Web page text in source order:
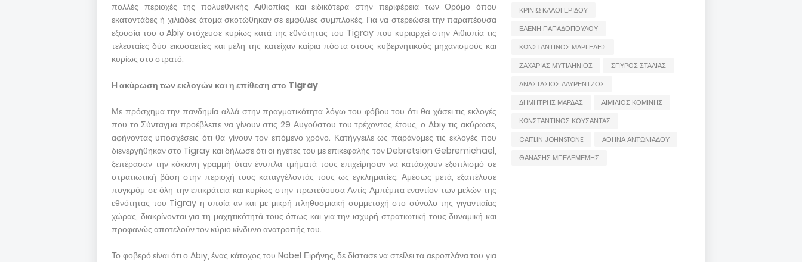
πολλές περιοχές της πολυεθνικής Αιθιοπίας και ειδικότερα στην περιφέρεια των Ορόμο όπου
εκατοντάδες ή χιλιάδες άτομα σκοτώθηκαν σε εμφύλιες συμπλοκές. Για να στερεώσει την παραπέουσα
εξουσία του ο Abiy στόχευσε κυρίως κατά της εθνότητας του Tigray που κυριαρχεί στην Αιθιοπία τις
τελευταίες δύο εικοσαετίες και μέλη της κατείχαν καίρια πόστα στους κυβερνητικούς μηχανισμούς και
κυρίως στο στρατό.
Η ακύρωση των εκλογών και η επίθεση στο Tigray
Με πρόσχημα την πανδημία αλλά στην πραγματικότητα λόγω του φόβου του ότι θα χάσει τις εκλογές
που το Σύνταγμα προέβλεπε να γίνουν στις 29 Αυγούστου του τρέχοντος έτους, ο Abiy τις ακύρωσε,
αφήνοντας υποσχέσεις ότι θα γίνουν τον επόμενο χρόνο. Κατήγγειλε ως παράνομες τις εκλογές που
διενεργήθηκαν στο Tigray και δήλωσε ότι οι ηγέτες του με επικεφαλής τον Debretsion Gebremichael,
ξεπέρασαν την κόκκινη γραμμή όταν ένοπλα τμήματά τους επιχείρησαν να κατάσχουν εξοπλισμό σε
στρατιωτική βάση στην περιοχή τους καταγγέλοντάς τους ως εγκληματίες. Αμέσως μετά, εξαπέλυσε
πογκρόμ σε όλη την επικράτεια και κυρίως στην πρωτεύουσα Αντίς Αμπέμπα εναντίον των μελών της
εθνότητας του Tigray η οποία αν και με μικρή πληθυσμιακή συμμετοχή στο σύνολο της γιγαντιαίας
χώρας, διακρίνονται για τη μαχητικότητά τους όπως και για την ισχυρή στρατιωτική τους δυναμική και
προφανώς αποτελούν τον κύριο κίνδυνο ανατροπής του.
Το φοβερό είναι ότι ο Abiy, ένας κάτοχος του Nobel Ειρήνης, δε δίστασε να στείλει τα αεροπλάνα του για
ΚΡΙΝΙΩ ΚΑΛΟΓΕΡΙΔΟΥ
ΕΛΕΝΗ ΠΑΠΑΔΟΠΟΥΛΟΥ
ΚΩΝΣΤΑΝΤΙΝΟΣ ΜΑΡΓΕΛΗΣ
ΖΑΧΑΡΙΑΣ ΜΥΤΙΛΗΝΙΟΣ
ΣΠΥΡΟΣ ΣΤΑΛΙΑΣ
ΑΝΑΣΤΑΣΙΟΣ ΛΑΥΡΕΝΤΖΟΣ
ΔΗΜΗΤΡΗΣ ΜΑΡΔΑΣ
ΑΙΜΙΛΙΟΣ ΚΟΜΙΝΗΣ
ΚΩΝΣΤΑΝΤΙΝΟΣ ΚΟΥΣΑΝΤΑΣ
CAITLIN JOHNSTONE
ΑΘΗΝΑ ΑΝΤΩΝΙΑΔΟΥ
ΘΑΝΑΣΗΣ ΜΠΕΛΕΜΕΜΗΣ